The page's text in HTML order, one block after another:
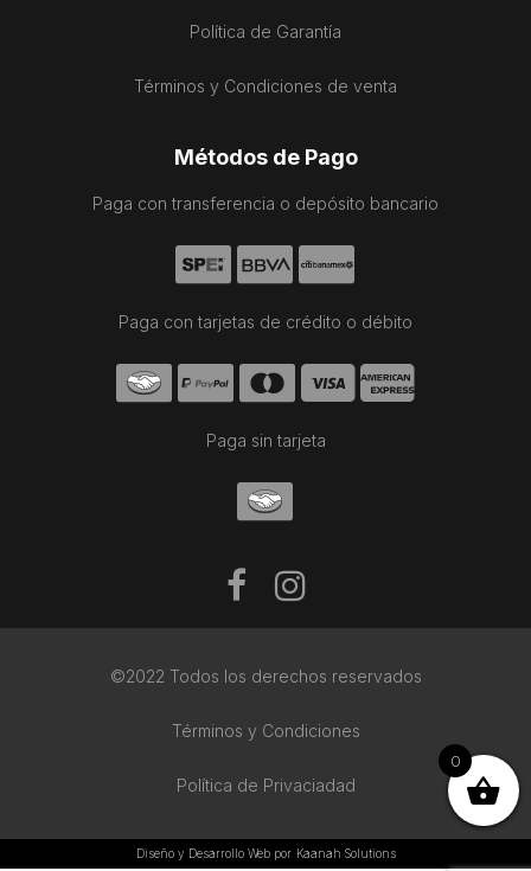
Política de Garantía
Términos y Condiciones de venta
Métodos de Pago
Paga con transferencia o depósito bancario
Paga con tarjetas de crédito o débito
Paga sin tarjeta
©2022 Todos los derechos reservados
Términos y Condiciones
Política de Privaciadad
Diseño y Desarrollo Web por Kaanah Solutions
0